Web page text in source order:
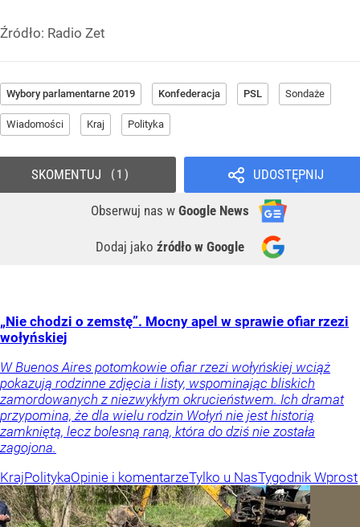
Źródło: Radio Zet
Wybory parlamentarne 2019 Konfederacja PSL Sondaże
Wiadomości Kraj Polityka
UDOSTĘPNIJ
Obserwuj nas w Google News
Dodaj jako źródło w Google
SKOMENTUJ 1
„Nie chodzi o zemstę”. Mocny apel w sprawie ofiar rzezi
wołyńskiej
W Buenos Aires potomkowie ofiar rzezi wołyńskiej wciąż
pokazują rodzinne zdjęcia i listy, wspominając bliskich
zamordowanych z niezwykłym okrucieństwem. Ich dramat
przypomina, że dla wielu rodzin Wołyń nie jest historią
zamkniętą, lecz bolesną raną, która do dziś nie została
zagojona.
KrajPolitykaOpinie i komentarzeTylko u NasTygodnik Wprost